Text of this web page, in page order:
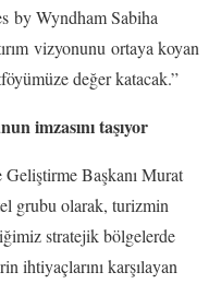
by Wyndham Sabiha
vizyonunu ortaya koyan
değer katacak.”
imzasını taşıyor
Başkanı Murat
grubu olarak, turizmin
stratejik bölgelerde
ihtiyaçlarını karşılayan